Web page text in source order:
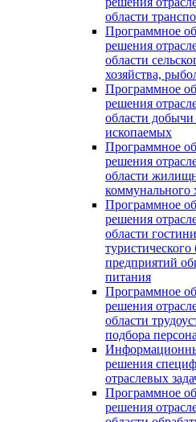
области
Программное
решения
области
хозяйства,
Программное
решения
области
ископаемых
Программное
решения
области
коммунального
Программное
решения
области
туристического
предприятий
питания
Программное
решения
области
подбора
решения
отраслевых
Программное
решения